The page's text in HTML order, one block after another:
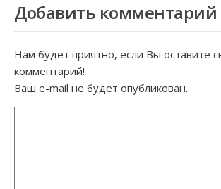
Добавить комментарий
Нам будет приятно, если Вы оставите
комментарий!
Ваш e-mail не будет опубликован.